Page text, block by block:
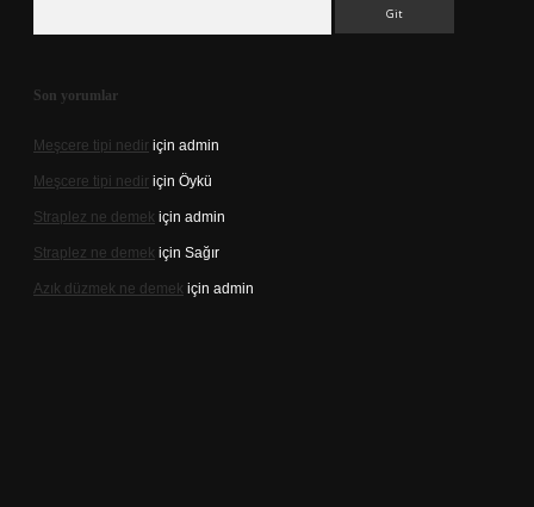
Son yorumlar
Meşcere tipi nedir için admin
Meşcere tipi nedir için Öykü
Straplez ne demek için admin
Straplez ne demek için Sağır
Azık düzmek ne demek için admin